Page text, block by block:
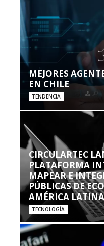
MEJORES
EN CHILE
TENDENCIA
CIRCULARTEC
PLATAFORMA
MAPEAR E
PÚBLICAS DE
AMÉRICA LATINA
TECNOLOGÍA